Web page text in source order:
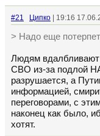
#21 Ципко | 19:16
> Надо еще
Людям вдалбливают
СВО из-за подлой
разрушается, а
информацией,
переговорами, с
наконец как было,
хотят.